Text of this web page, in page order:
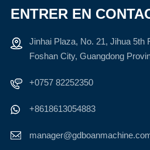
PLUS
ENTRER EN
Jinhai Plaza, No. 21, Jihua 5th
Foshan City, Guangdong
+0757 82252350
+8618613054883